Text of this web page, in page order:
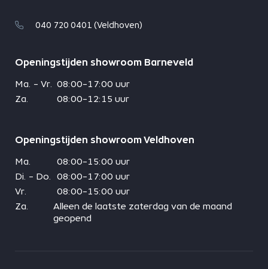
040 720 0401 (Veldhoven)
Openingstijden showroom Barneveld
Ma. - Vr.
08:00-17:00 uur
Za.
08:00-12:15 uur
Openingstijden showroom Veldhoven
Ma.
08:00-15:00 uur
Di. - Do.
08:00-17:00 uur
Vr.
08:00-15:00 uur
Za.
Alleen de laatste zaterdag van de maand
geopend